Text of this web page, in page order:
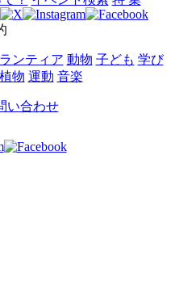
ンティア 動物 子ども 学び
物 運動 音楽
い合わせ